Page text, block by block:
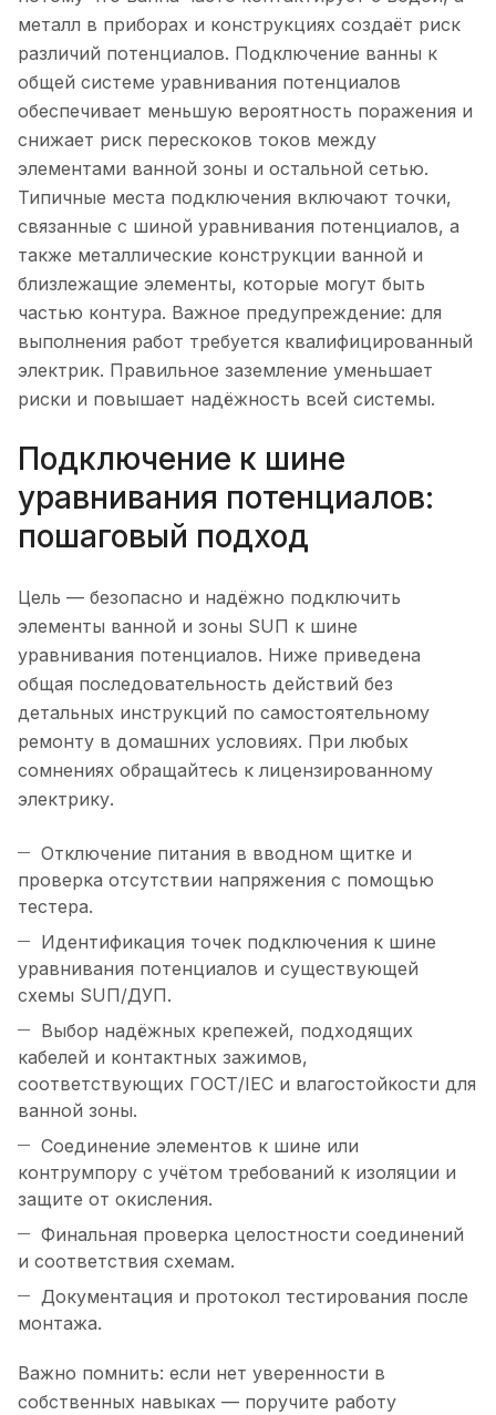
металл в приборах и конструкциях создаёт риск
различий потенциалов. Подключение ванны к
общей системе уравнивания потенциалов
обеспечивает меньшую вероятность поражения и
снижает риск перескоков токов между
элементами ванной зоны и остальной сетью.
Типичные места подключения включают точки,
связанные с шиной уравнивания потенциалов, а
также металлические конструкции ванной и
близлежащие элементы, которые могут быть
частью контура. Важное предупреждение: для
выполнения работ требуется квалифицированный
электрик. Правильное заземление уменьшает
риски и повышает надёжность всей системы.
Подключение к шине
уравнивания потенциалов:
пошаговый подход
Цель — безопасно и надёжно подключить
элементы ванной и зоны SUП к шине
уравнивания потенциалов. Ниже приведена
общая последовательность действий без
детальных инструкций по самостоятельному
ремонту в домашних условиях. При любых
сомнениях обращайтесь к лицензированному
электрику.
Отключение питания в вводном щитке и
проверка отсутствии напряжения с помощью
тестера.
Идентификация точек подключения к шине
уравнивания потенциалов и существующей
схемы SUП/ДУП.
Выбор надёжных крепежей, подходящих
кабелей и контактных зажимов,
соответствующих ГОСТ/IEC и влагостойкости для
ванной зоны.
Соединение элементов к шине или
контрумпору с учётом требований к изоляции и
защите от окисления.
Финальная проверка целостности соединений
и соответствия схемам.
Документация и протокол тестирования после
монтажа.
Важно помнить: если нет уверенности в
собственных навыках — поручите работу